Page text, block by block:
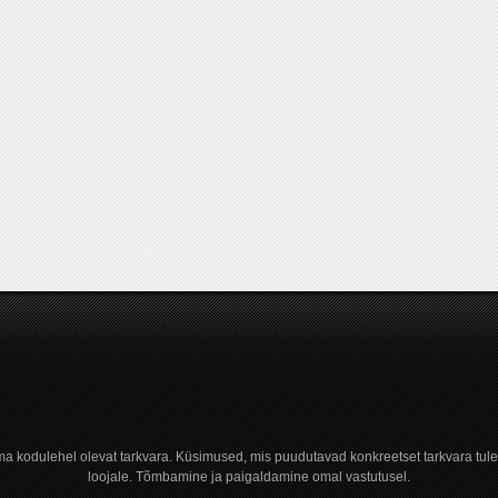
kodulehel olevat tarkvara. Küsimused, mis puudutavad konkreetset tarkvara
loojale. Tõmbamine ja paigaldamine omal vastutusel.